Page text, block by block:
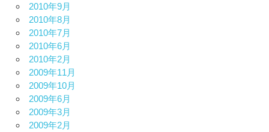
2010年9月
2010年8月
2010年7月
2010年6月
2010年2月
2009年11月
2009年10月
2009年6月
2009年3月
2009年2月